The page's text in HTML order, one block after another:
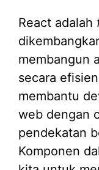
React adalah
membangun
secara
membantu
web dengan
pendekatan
Komponen